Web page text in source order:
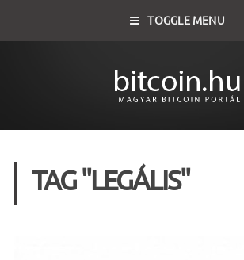
TOGGLE MENU
TAG "LEGÁLIS"